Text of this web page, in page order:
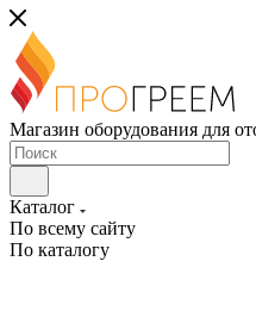
Магазин оборудования для
Каталог
По всему сайту
По каталогу